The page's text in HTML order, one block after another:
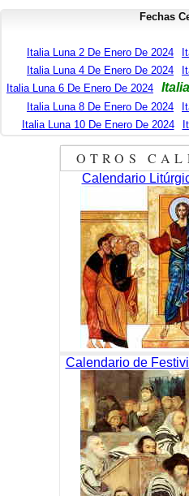
Fechas
Italia Luna 2 De Enero De 2024
Italia Luna 4 De Enero De 2024
Italia Luna 6 De Enero De 2024
Italia Luna 8 De Enero De 2024
Italia Luna 10 De Enero De 2024
OTROS
Calendario
Calendario de